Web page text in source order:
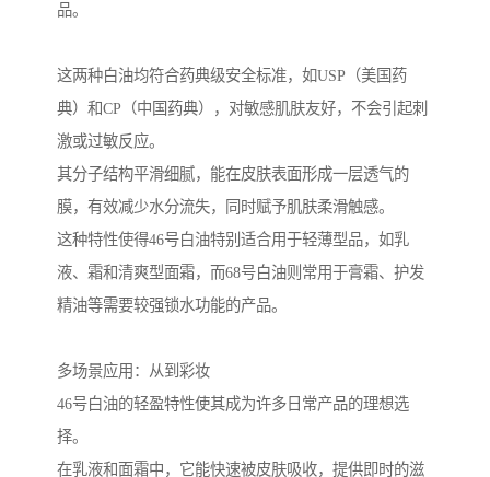
品。
这两种白油均符合药典级安全标准，如USP（美国药
典）和CP（中国药典），对敏感肌肤友好，不会引起刺
激或过敏反应。
其分子结构平滑细腻，能在皮肤表面形成一层透气的
膜，有效减少水分流失，同时赋予肌肤柔滑触感。
这种特性使得46号白油特别适合用于轻薄型品，如乳
液、霜和清爽型面霜，而68号白油则常用于膏霜、护发
精油等需要较强锁水功能的产品。
多场景应用：从到彩妆
46号白油的轻盈特性使其成为许多日常产品的理想选
择。
在乳液和面霜中，它能快速被皮肤吸收，提供即时的滋